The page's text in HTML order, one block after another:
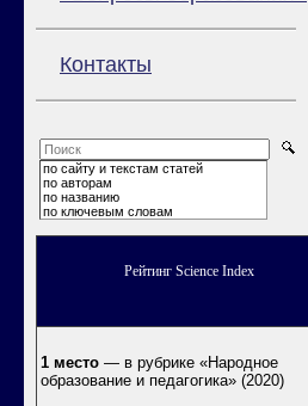
Контакты
по сайту и текстам статей
по авторам
по названию
по ключевым словам
Рейтинг Science Index
1 место — в рубрике «Народное
образование и педагогика» (2020)